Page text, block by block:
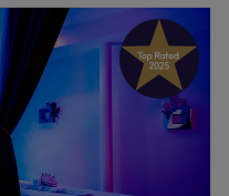
10:30
20:30
10:30–20:30
10:30 –20:30
10:30
20:30
20:30